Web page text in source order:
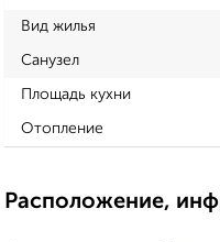
Вид жилья
Санузел
Площадь кухни
Отопление
Расположение,